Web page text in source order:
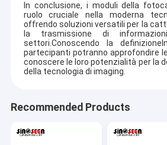
Modulo della macchina
In conclusione, i moduli della
ruolo cruciale nella moderna
offrendo soluzioni versatili per la
la trasmissione di
settori.Conoscendo la
partecipanti potranno approfondire
conoscere le loro potenzialità per la
della tecnologia di imaging.
Recommended Products